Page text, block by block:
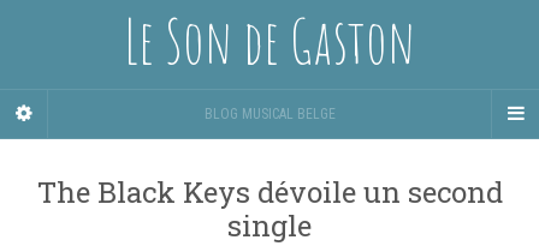
Le Son de Gaston
BLOG MUSICAL BELGE
The Black Keys dévoile un second
single